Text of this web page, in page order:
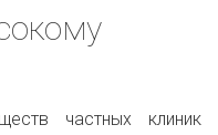
частных клиник